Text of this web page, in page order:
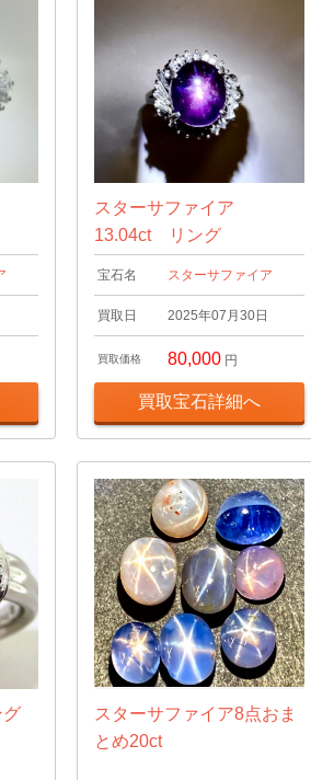
スターサファイア
13.04ct リング
宝石名 スターサファイア
買取日 2025年07月30日
買取価格 80,000 円
買取宝石詳細へ
グ
スターサファイア8点おま
とめ20ct